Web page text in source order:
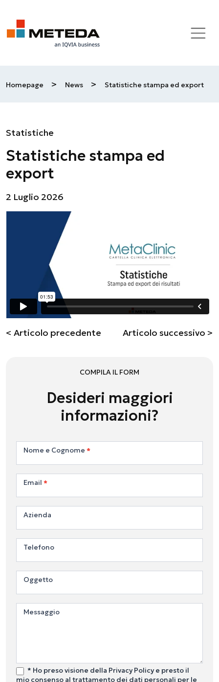
Skip to main content
Homepage > News > Statistiche stampa ed export
Statistiche
Statistiche stampa ed
export
2 Luglio 2026
< Articolo precedente Articolo successivo >
COMPILA IL FORM
Desideri maggiori
informazioni?
Contattaci
Nome e Cognome*
Email*
Azienda
Telefono
Oggetto
Messaggio
* Ho preso visione della Privacy Policy e presto il
mio consenso al trattamento dei dati personali per le